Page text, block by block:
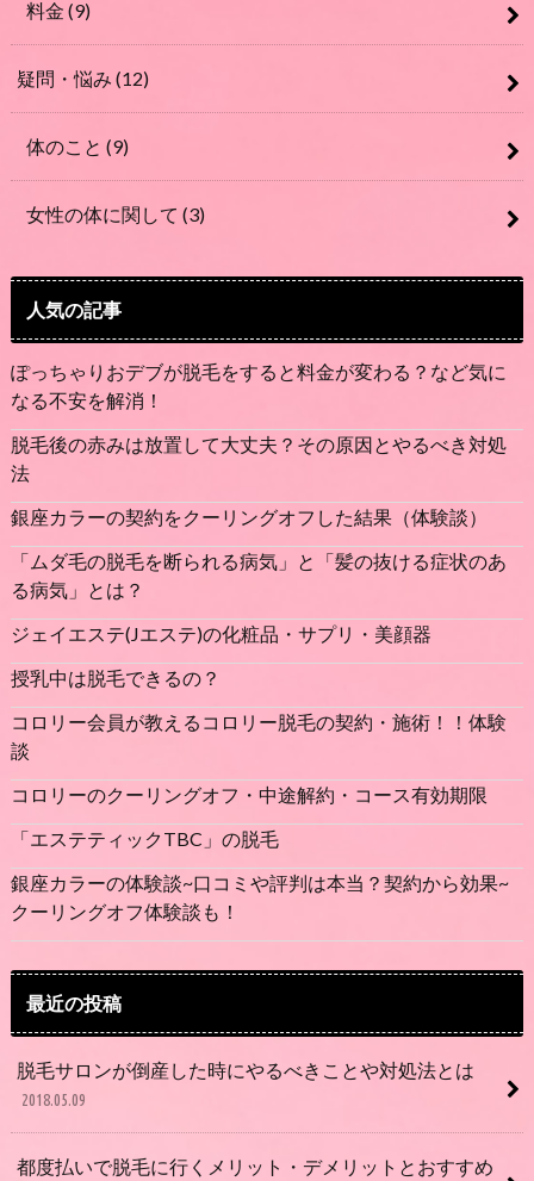
料金 (9)
疑問・悩み (12)
体のこと (9)
女性の体に関して (3)
人気の記事
ぽっちゃりおデブが脱毛をすると料金が変わる？など気に
なる不安を解消！
脱毛後の赤みは放置して大丈夫？その原因とやるべき対処
法
銀座カラーの契約をクーリングオフした結果（体験談）
「ムダ毛の脱毛を断られる病気」と「髪の抜ける症状のあ
る病気」とは？
ジェイエステ(Jエステ)の化粧品・サプリ・美顔器
授乳中は脱毛できるの？
コロリー会員が教えるコロリー脱毛の契約・施術！！体験
談
コロリーのクーリングオフ・中途解約・コース有効期限
「エステティックTBC」の脱毛
銀座カラーの体験談~口コミや評判は本当？契約から効果~
クーリングオフ体験談も！
最近の投稿
脱毛サロンが倒産した時にやるべきことや対処法とは
2018.05.09
都度払いで脱毛に行くメリット・デメリットとおすすめ